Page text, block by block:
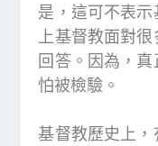
是，這可不表
上基督教面對
回答。因為，
怕被檢驗。
基督教歷史上